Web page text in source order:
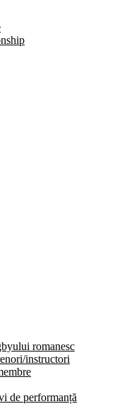
romanesc
instructori
de performanță